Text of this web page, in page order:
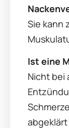
Sie kann
Ist eine
Nicht bei